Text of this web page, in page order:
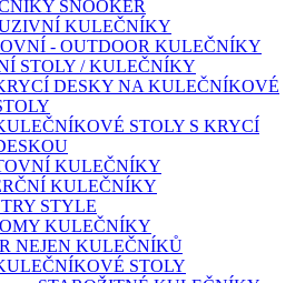
SNOOKER
KULEČNÍKY
- OUTDOOR KULEČNÍKY
STOLY / KULEČNÍKY
DESKY NA KULEČNÍKOVÉ
STOLY S KRYCÍ
KULEČNÍKY
KULEČNÍKY
STYLE
KULEČNÍKY
NEJEN KULEČNÍKŮ
STOLY